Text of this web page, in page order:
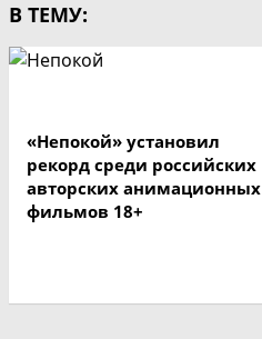
В ТЕМУ:
«Непокой» установил
рекорд среди российских
авторских анимационных
фильмов 18+